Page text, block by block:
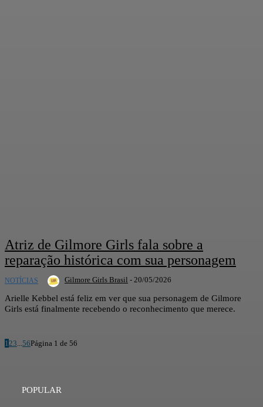
Atriz de Gilmore Girls fala sobre a
reparação histórica com sua personagem
NOTÍCIAS Gilmore Girls Brasil - 20/05/2026
Arielle Kebbel está feliz em ver que sua personagem de Gilmore
Girls está finalmente recebendo o reconhecimento que merece.
1 23 56Página 1 de 56
POPULAR